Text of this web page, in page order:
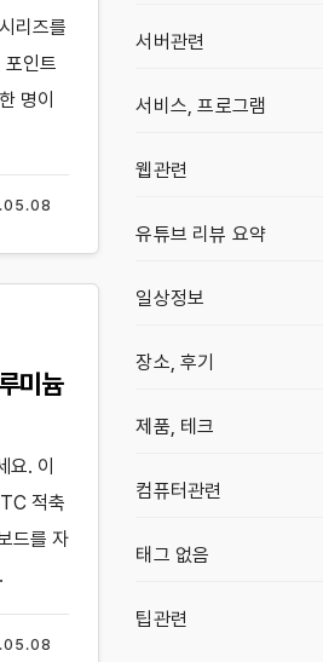
리즈를
포인트
명이
미늄
. 이
적축
드를 자
서버관련
서비스, 프로그램
웹관련
유튜브 리뷰 요약
일상정보
장소, 후기
제품, 테크
컴퓨터관련
태그 없음
팁관련